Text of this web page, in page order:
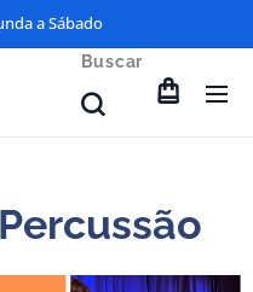
a Sábado
Buscar